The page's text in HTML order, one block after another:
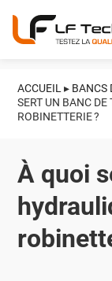
ACCUEIL ▸ BANCS
SERT UN BANC DE
ROBINETTERIE ?
À quoi